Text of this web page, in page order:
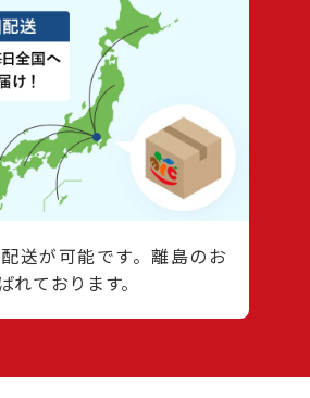
送が可能です。離島のお
れております。